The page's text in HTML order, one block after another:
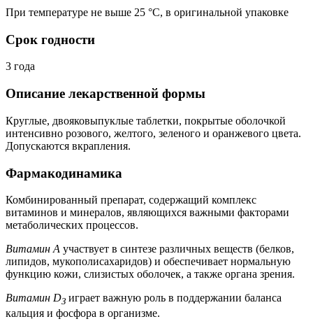
При температуре не выше 25 °C, в оригинальной упаковке
Срок годности
3 года
Описание лекарственной формы
Круглые, двояковыпуклые таблетки, покрытые оболочкой
интенсивно розового, желтого, зеленого и оранжевого цвета.
Допускаются вкрапления.
Фармакодинамика
Комбинированный препарат, содержащий комплекс
витаминов и минералов, являющихся важными факторами
метаболических процессов.
Витамин А участвует в синтезе различных веществ (белков,
липидов, мукополисахаридов) и обеспечивает нормальную
функцию кожи, слизистых оболочек, а также органа зрения.
Витамин DЗ играет важную роль в поддержании баланса
кальция и фосфора в организме.